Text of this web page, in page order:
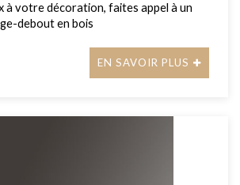
à votre décoration, faites appel à un
debout en bois
EN SAVOIR PLUS